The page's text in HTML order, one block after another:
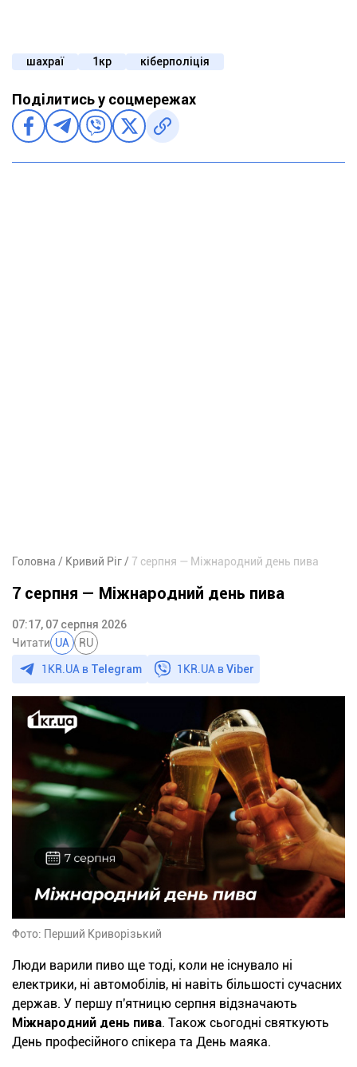
шахраї 1кр кіберполіція
Поділитись у соцмережах
Головна Кривий Ріг 7 серпня — Міжнародний день пива
7 серпня — Міжнародний день пива
07:17, 07 серпня 2026
Читати UA RU
1KR.UA в Telegram 1KR.UA вViber
Фото: Перший Криворізький
Люди варили пиво ще тоді, коли не існувало ні
електрики, ні автомобілів, ні навіть більшості сучасних
держав. У першу п'ятницю серпня відзначають
Міжнародний день пива. Також сьогодні святкують
День професійного спікера та День маяка.